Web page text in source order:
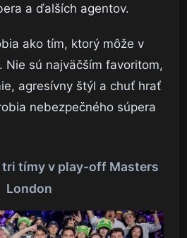
a ďalších agentov.
ako tím, ktorý môže v
Nie sú najväčším favoritom,
agresívny štýl a chuť hrať
nebezpečného súpera
tri tímy v play-off Masters
London